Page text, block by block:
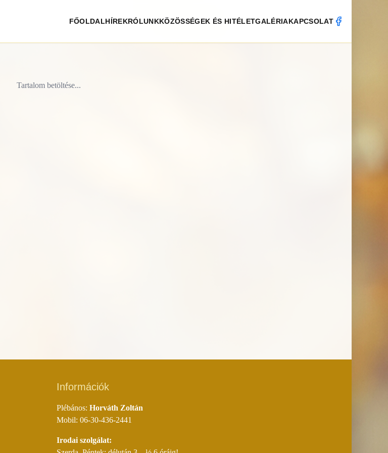
FŐOLDALHÍREKRÓLUNKKÖZÖSSÉGEK ÉS HITÉLETGALÉRIAKAPCSOLAT
Tartalom betöltése...
Információk
Plébános: Horváth Zoltán
Mobil: 06-30-436-2441
Irodai szolgálat: